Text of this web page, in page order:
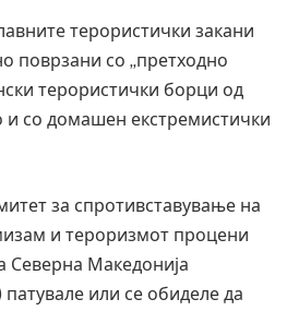
терористички закани
поврзани со „претходно
терористички борци од
и со домашен екстремистички
за спротивставување на
и тероризмот процени
Северна Македонија
патувале или се обиделе да